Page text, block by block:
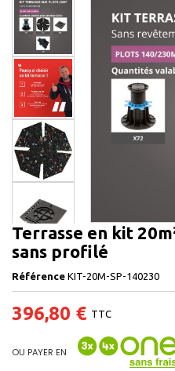
Terrasse en kit
sans profilé
Référence KIT-20M-SP-140230
396,80 € TTC
OU PAYER EN